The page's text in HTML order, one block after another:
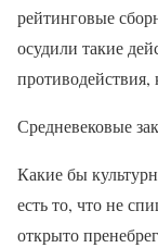
рейтинговые
осудили такие
Средневековые
Какие бы
есть то, что не
открыто